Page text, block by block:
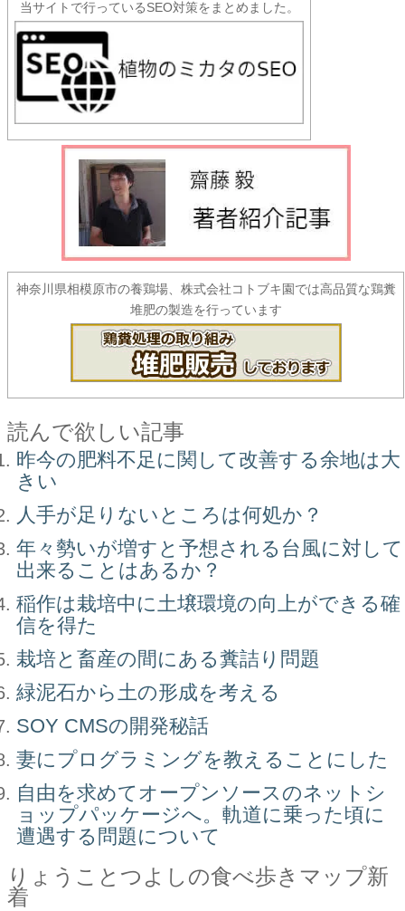
当サイトで行っているSEO対策をまとめました。
神奈川県相模原市の養鶏場、株式会社コトブキ園では高品質な鶏糞
堆肥の製造を行っています
読んで欲しい記事
昨今の肥料不足に関して改善する余地は大
きい
人手が足りないところは何処か？
年々勢いが増すと予想される台風に対して
出来ることはあるか？
稲作は栽培中に土壌環境の向上ができる確
信を得た
栽培と畜産の間にある糞詰り問題
緑泥石から土の形成を考える
SOY CMSの開発秘話
妻にプログラミングを教えることにした
自由を求めてオープンソースのネットシ
ョップパッケージへ。軌道に乗った頃に
遭遇する問題について
りょうことつよしの食べ歩きマップ新
着